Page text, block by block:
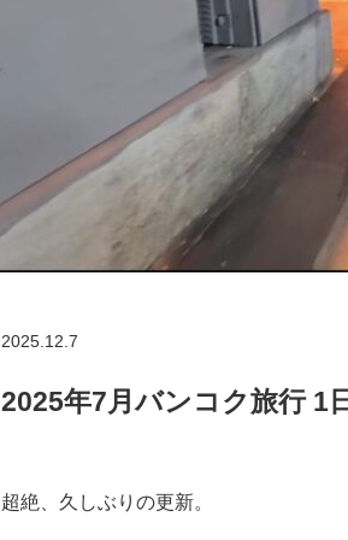
2025.12.7
2025年7月バンコク旅行 1
超絶、久しぶりの更新。